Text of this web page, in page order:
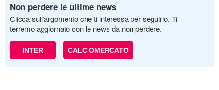
Non perdere le ultime news
Clicca sull’argomento che ti interessa per seguirlo. Ti
terremo aggiornato con le news da non perdere.
INTER CALCIOMERCATO